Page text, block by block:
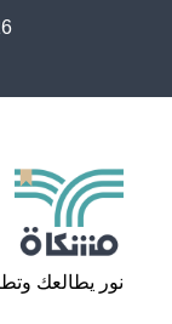
نور يطالعك